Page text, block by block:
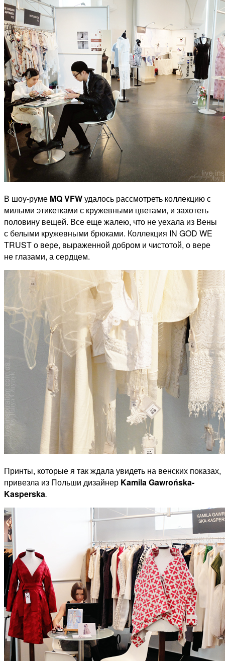
В шоу-руме MQ VFWудалось рассмотреть коллекцию с
милыми этикетками с кружевными цветами, и захотеть
половину вещей. Все еще жалею, что не уехала из Вены
с белыми кружевными брюками. Коллекция IN GOD WE
TRUST о вере, выраженной добром и чистотой, о вере
не глазами, а сердцем.
Принты, которые я так ждала увидеть на венских показах,
привезла из Польши дизайнер Kamila Gawrońska-
Kasperska.